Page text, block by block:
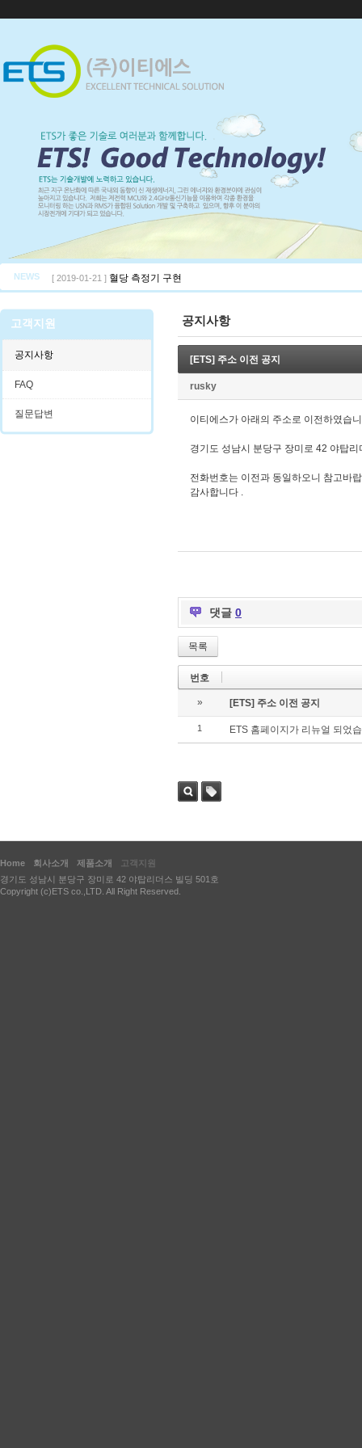
NEWS [ 2019-01-21 ] 혈당 측정기 구현
공지사항
[ETS] 주소 이전 공지
rusky
이티에스가 아래의 주소로 이전하였습
경기도 성남시 분당구 장미로 42 야탑
전화번호는 이전과 동일하오니 참고바
감사합니다 .
댓글 0
목록
번호
» [ETS] 주소 이전 공지
1 ETS 홈페이지가 리뉴얼 되었
고객지원
공지사항
FAQ
질문답변
Home 회사소개 제품소개
고객지원
경기도 성남시 분당구 장미로 42 야탑리더스 빌딩 501호
Copyright (c)ETS co.,LTD. All Right Reserved.